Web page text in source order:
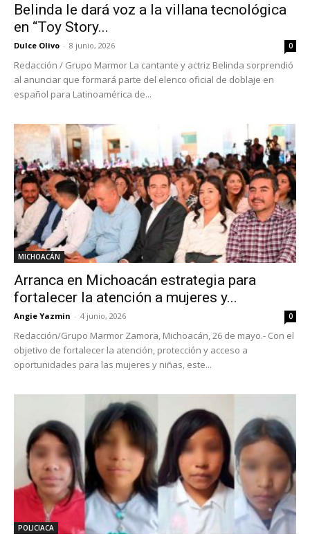
Belinda le dará voz a la villana tecnológica
en “Toy Story...
Dulce Olivo - 8 junio, 2026 0
Redacción / Grupo Marmor La cantante y actriz Belinda sorprendió
al anunciar que formará parte del elenco oficial de doblaje en
español para Latinoamérica de...
MICHOACÁN
Arranca en Michoacán estrategia para
fortalecer la atención a mujeres y...
Angie Yazmin - 4 junio, 2026 0
Redacción/Grupo Marmor Zamora, Michoacán, 26 de mayo.- Con el
objetivo de fortalecer la atención, protección y acceso a
oportunidades para las mujeres y niñas, este...
POLICIACA